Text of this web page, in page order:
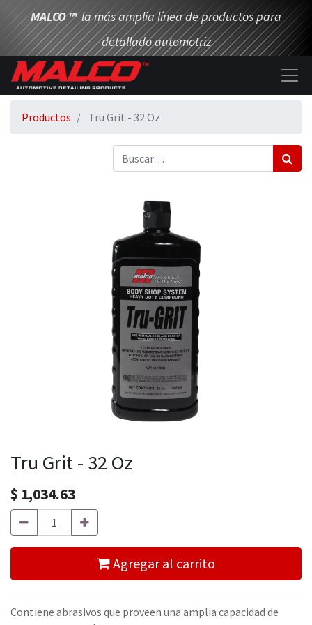
MALCO™ la más amplia línea de productos para
detallado automotriz
Productos Tru Grit - 32 Oz
Tru Grit - 32 Oz
$ 1,034.63
Agregar al carrito
Contiene abrasivos que proveen una amplia capacidad de